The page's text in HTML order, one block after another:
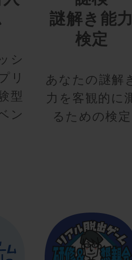
シ
リ
型
ン
謎解き能
検定
あなたの謎解
力を客観的に
るための検定